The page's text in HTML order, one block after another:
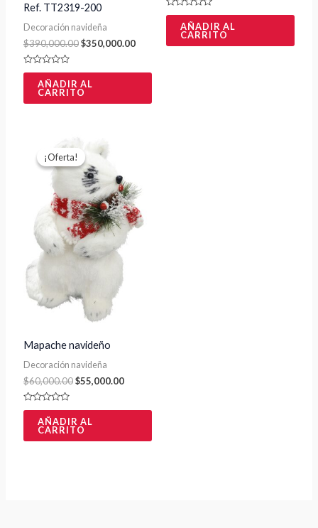
Ref. TT2319-200
Decoración navideña
$390,000.00$350,000.00
Valorado
5
AÑADIR AL
CARRITO
Valorado
5
AÑADIR AL
CARRITO
¡Oferta!
¡Oferta!
Mapache navideño
Decoración navideña
$60,000.00
El
precio
original
era:
$60,000.00.
$55,000.00
$55,000.00.
Valorado
5
AÑADIR AL
CARRITO